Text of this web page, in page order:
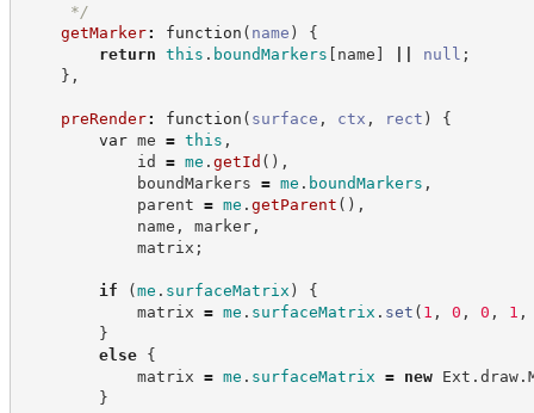
*/
getMarker: function ( name )
{
return this . boundMarkers [ name ] null ;
} ,
preRender: function ( surface , ctx , rect )
{
var me = this ,
id = me . getId ( ) ,
boundMarkers = me . boundMarkers ,
parent = me . getParent ( ) ,
name , marker,
matrix ;
if (me . surfaceMatrix )
{
matrix = me . surfaceMatrix . set ( 1 , 0 , 0 , 1 ,
}
else
{
matrix = me . surfaceMatrix = new Ext . draw.
}